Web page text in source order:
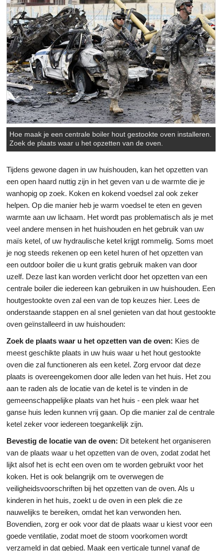
Hoe maak je een centrale boiler hout gestookte oven installeren.
Zoek de plaats waar u het opzetten van de oven.
Tijdens gewone dagen in uw huishouden, kan het opzetten van
een open haard nuttig zijn in het geven van u de warmte die je
wanhopig op zoek. Koken en kokend voedsel zal ook zeker
helpen. Op die manier heb je warm voedsel te eten en geven
warmte aan uw lichaam. Het wordt pas problematisch als je met
veel andere mensen in het huishouden en het gebruik van uw
maïs ketel, of uw hydraulische ketel krijgt rommelig. Soms moet
je nog steeds rekenen op een ketel huren of het opzetten van
een outdoor boiler die u kunt gratis gebruik maken van door
uzelf. Deze last kan worden verlicht door het opzetten van een
centrale boiler die iedereen kan gebruiken in uw huishouden. Een
houtgestookte oven zal een van de top keuzes hier. Lees de
onderstaande stappen en al snel genieten van dat hout gestookte
oven geïnstalleerd in uw huishouden:
Zoek de plaats waar u het opzetten van de oven: Kies de
meest geschikte plaats in uw huis waar u het hout gestookte
oven die zal functioneren als een ketel. Zorg ervoor dat deze
plaats is overeengekomen door alle leden van het huis. Het zou
aan te raden als de locatie van de ketel is te vinden in de
gemeenschappelijke plaats van het huis - een plek waar het
ganse huis leden kunnen vrij gaan. Op die manier zal de centrale
ketel zeker voor iedereen toegankelijk zijn.
Bevestig de locatie van de oven: Dit betekent het organiseren
van de plaats waar u het opzetten van de oven, zodat zodat het
lijkt alsof het is echt een oven om te worden gebruikt voor het
koken. Het is ook belangrijk om te overwegen de
veiligheidsvoorschriften bij het opzetten van de oven. Als u
kinderen in het huis, zoekt u de oven in een plek die ze
nauwelijks te bereiken, omdat het kan verwonden hen.
Bovendien, zorg er ook voor dat de plaats waar u kiest voor een
goede ventilatie, zodat moet de stoom voorkomen wordt
verzameld in dat gebied. Maak een verticale tunnel vanaf de